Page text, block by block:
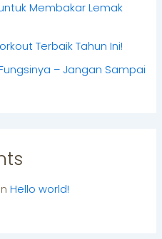
Membakar Lemak
Terbaik Tahun Ini!
– Jangan Sampai
Hello world!